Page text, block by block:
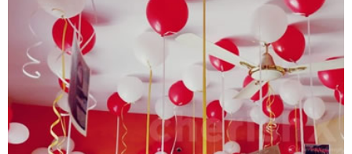
Zašto trpimo loše veze i okolnosti koje
nam štete?